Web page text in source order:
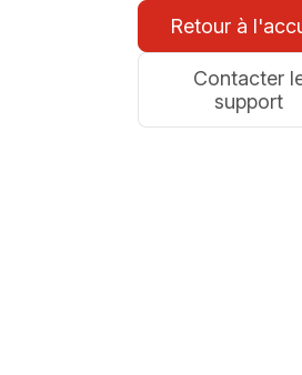
Retour à
Contacter
support